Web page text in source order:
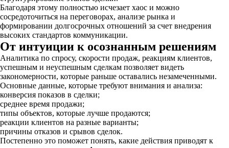
Благодаря этому полностью исчезает хаос и можно
сосредоточиться на переговорах, анализе рынка и
формировании долгосрочных отношений за счет внедрения
высоких стандартов коммуникации.
От интуиции к осознанным решениям
Аналитика по спросу, скорости продаж, реакциям клиентов,
успешным и неуспешным сделкам позволяет видеть
закономерности, которые раньше оставались незамеченными.
Основные данные, которые требуют внимания и анализа:
конверсия показов в сделки;
среднее время продажи;
типы объектов, которые лучше продаются;
реакции клиентов на разные варианты;
причины отказов и срывов сделок.
Постепенно это поможет понять, какие действия приводят к